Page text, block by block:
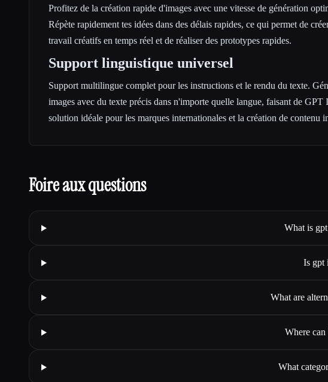
Profitez de la création rapide d'images avec une vitesse de génération
Répète rapidement tes idées dans des délais rapides, ce qui permet de
travail créatifs en temps réel et de réaliser des prototypes rapides.
Support linguistique universel
Support multilingue complet pour les instructions et le rendu du texte.
images avec du texte précis dans n'importe quelle langue, faisant de GPT
solution idéale pour les marques internationales et la création de contenu
Foire aux questions
What is
Is gpt
What are
Where
What